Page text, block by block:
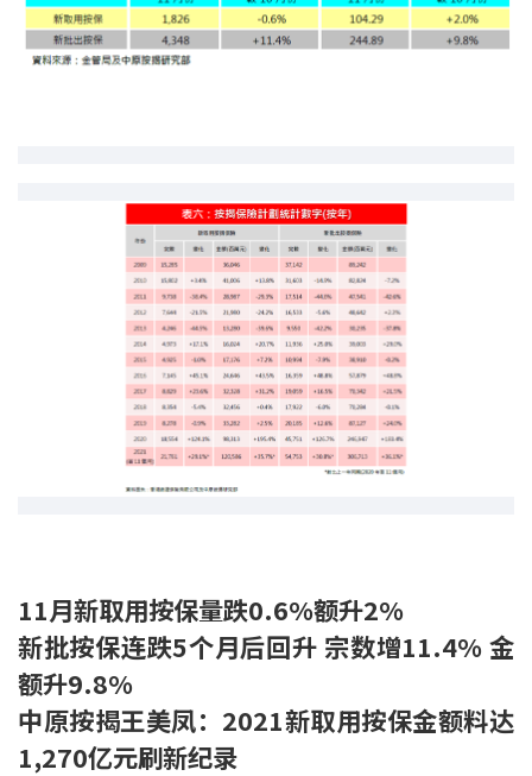
网上申请按揭转介
本网页所提供资料仅作参考用途。
若因错漏而引致任何不便或损失，中原按揭概不负责。
本网站采用无障碍网页设计，如有任何问题，可查询：
2889 2886 / cmb@mail.centanet.com
网上搵楼
中原工商铺
© 2026 中原按揭经纪有限公司 Centaline Mortgage Broker Limited 版权所有
私隐政策声明
11月新取用按保量跌0.6%额升2%
新批按保连跌5个月后回升 宗数增11.4% 金
额升9.8%
中原按揭王美凤：2021新取用按保金额料达
1,270亿元刷新纪录